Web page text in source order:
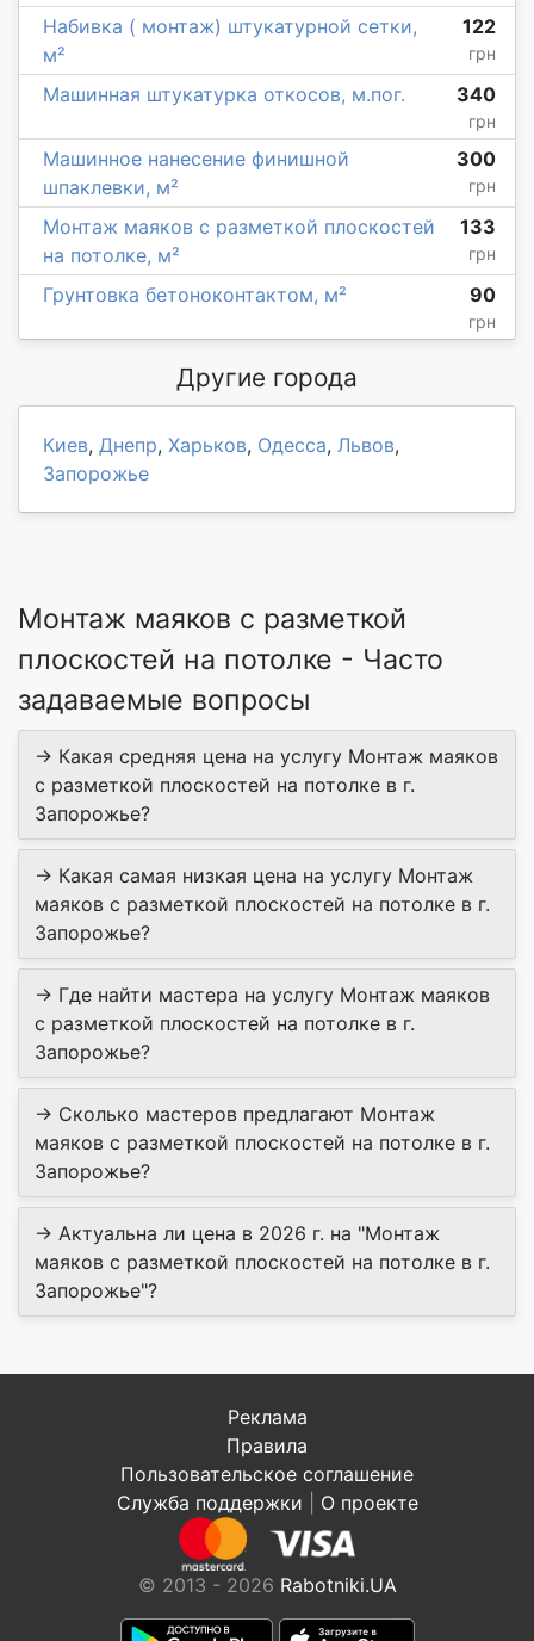
Набивка ( монтаж) штукатурной сетки,
м²
122
грн
Машинная штукатурка откосов, м.пог. 340
грн
Машинное нанесение финишной
шпаклевки, м²
300
грн
Монтаж маяков с разметкой плоскостей
на потолке, м²
133
грн
Грунтовка бетоноконтактом, м² 90
грн
Другие города
Киев, Днепр, Харьков, Одесса, Львов,
Запорожье
Монтаж маяков с разметкой
плоскостей на потолке - Часто
задаваемые вопросы
→ Какая средняя цена на услугу Монтаж маяков
с разметкой плоскостей на потолке в г.
Запорожье?
→ Какая самая низкая цена на услугу Монтаж
маяков с разметкой плоскостей на потолке в г.
Запорожье?
→ Где найти мастера на услугу Монтаж маяков
с разметкой плоскостей на потолке в г.
Запорожье?
→ Сколько мастеров предлагают Монтаж
маяков с разметкой плоскостей на потолке в г.
Запорожье?
→ Актуальна ли цена в 2026 г. на "Монтаж
маяков с разметкой плоскостей на потолке в г.
Запорожье"?
Реклама
Правила
Пользовательское соглашение
Служба поддержки
О проекте
© 2013 - 2026 Rabotniki.UA